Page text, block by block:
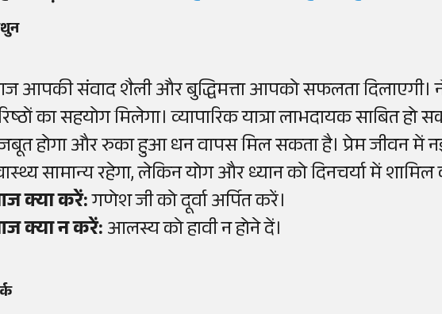
आपकी संवाद शैली और बुद्धिमत्ता आपको सफलता दिलाएगी।
का सहयोग मिलेगा। व्यापारिक यात्रा लाभदायक साबित हो
होगा और रुका हुआ धन वापस मिल सकता है। प्रेम जीवन में नई
सामान्य रहेगा, लेकिन योग और ध्यान को दिनचर्या में शामिल
क्या करें:गणेश जी को दूर्वा अर्पित करें।
क्या न करें:आलस्य को हावी न होने दें।